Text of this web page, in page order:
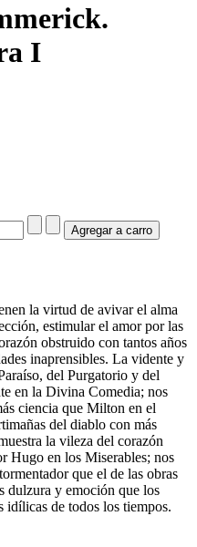
I
la virtud de avivar el alma
estimular el amor por las
obstruido con tantos años
inaprensibles. La vidente y
del Purgatorio y del
en la Divina Comedia; nos
ciencia que Milton en el
del diablo con más
la vileza del corazón
Hugo en los Miserables; nos
que el de las obras
dulzura y emoción que los
idílicas de todos los tiempos.